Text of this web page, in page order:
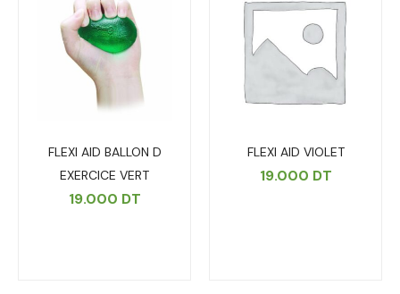
FLEXI AID BALLON D
EXERCICE VERT
19.000 DT
FLEXI AID VIOLET
19.000 DT